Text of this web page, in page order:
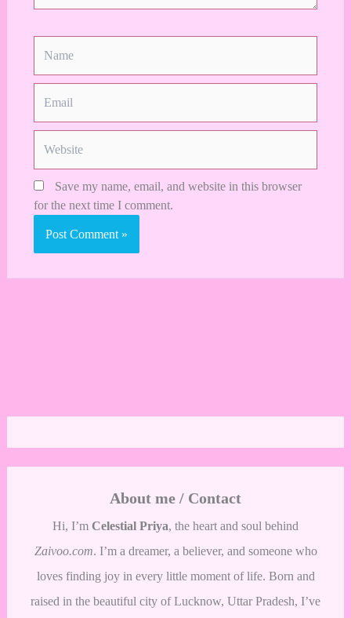
Save my name, email, and website in this browser
for the next time I comment.
About me / Contact
Hi, I’m Celestial Priya, the heart and soul behind
Zaivoo.com. I’m a dreamer, a believer, and someone who
loves finding joy in every little moment of life. Born and
raised in the beautiful city of Lucknow, Uttar Pradesh, I’ve